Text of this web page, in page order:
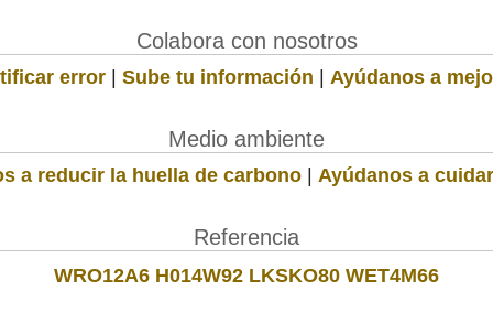
Colabora con nosotros
error | Sube tu información | Ayúdanos a
Medio ambiente
a reducir la huella de carbono | Ayúdanos a
Referencia
WRO12A6 H014W92 LKSKO80 WET4M66